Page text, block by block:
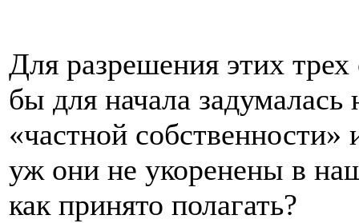
Для разрешения этих
бы для начала
«частной собственности»
уж они не укоренены в
как принято полагать?